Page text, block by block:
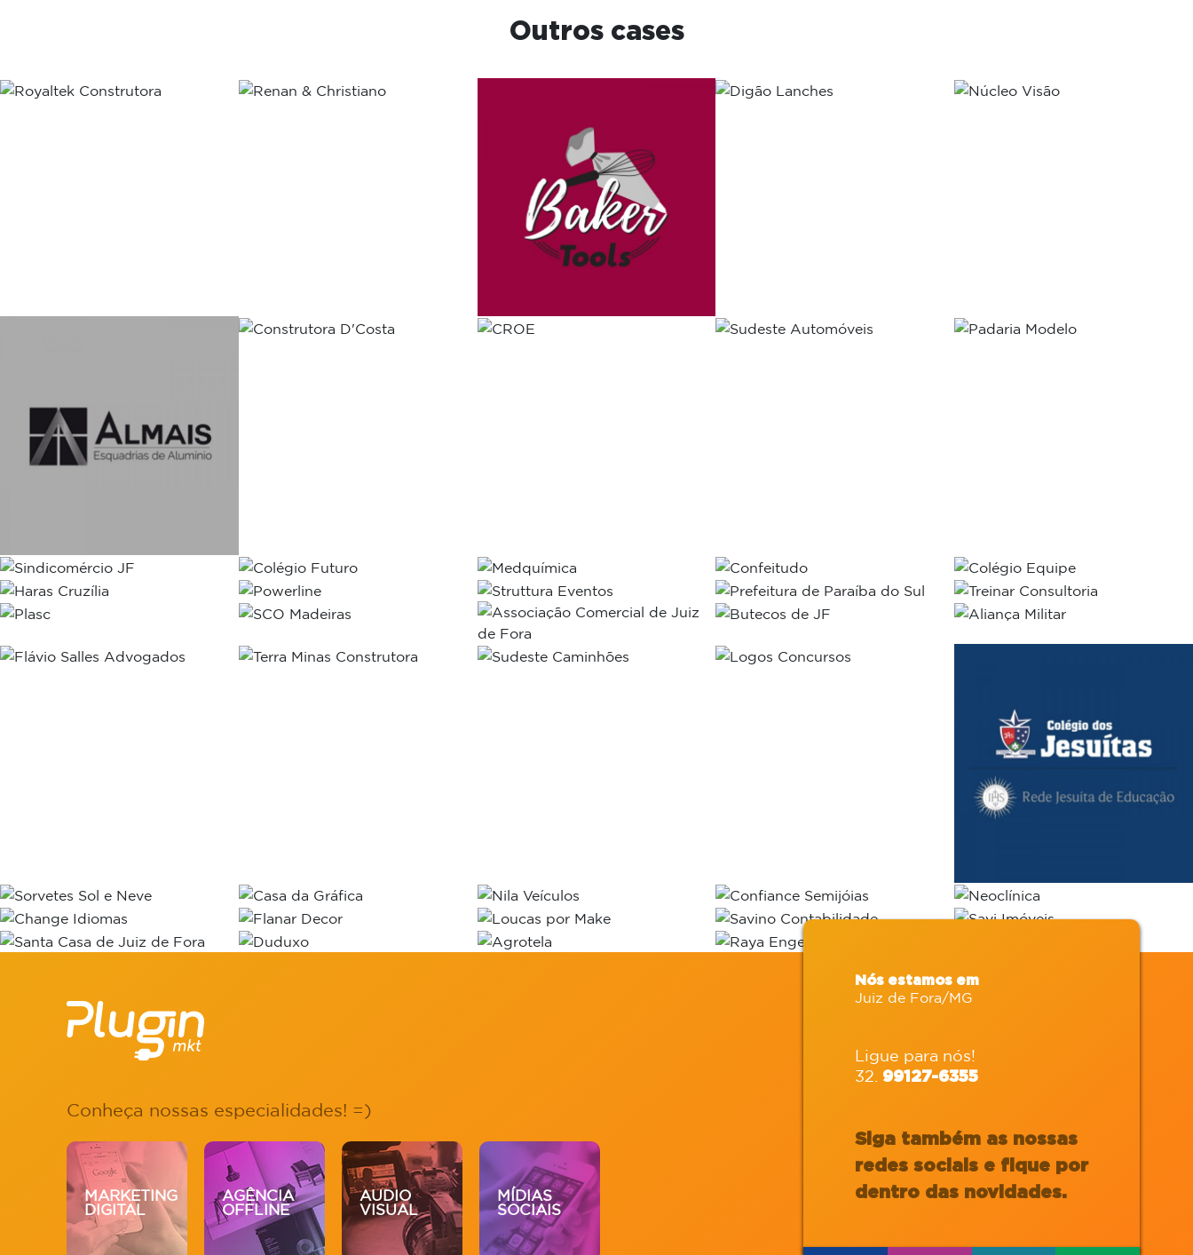
Outros cases
Conheça nossas especialidades! =)
MARKETING
DIGITAL
AGÊNCIA
OFFLINE
AUDIO
VISUAL
MÍDIAS
SOCIAIS
MARKETING
AGÊNCIA
AUDIO
Nós estamos em
Juiz de Fora/MG
Ligue para nós!
32. 99127-6355
Siga também as nossas
redes sociais e fique por
dentro das novidades.